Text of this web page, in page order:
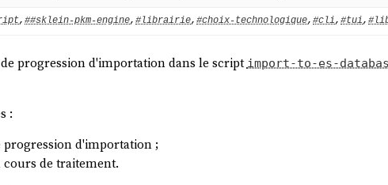
, ##sklein-pkm-engine, #librairie, #choix-technologique, #cli, #tui,
progression d'importation dans le script import-to-es-
:
d'importation ;
cours de traitement.